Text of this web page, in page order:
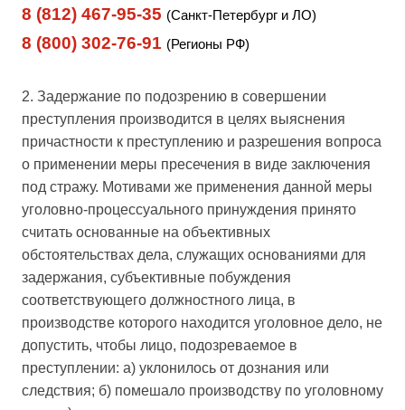
8 (812) 467-95-35 (Санкт-Петербург и ЛО)
8 (800) 302-76-91 (Регионы РФ)
2. Задержание по подозрению в совершении
преступления производится в целях выяснения
причастности к преступлению и разрешения вопроса
о применении меры пресечения в виде заключения
под стражу. Мотивами же применения данной меры
уголовно-процессуального принуждения принято
считать основанные на объективных
обстоятельствах дела, служащих основаниями для
задержания, субъективные побуждения
соответствующего должностного лица, в
производстве которого находится уголовное дело, не
допустить, чтобы лицо, подозреваемое в
преступлении: а) уклонилось от дознания или
следствия; б) помешало производству по уголовному